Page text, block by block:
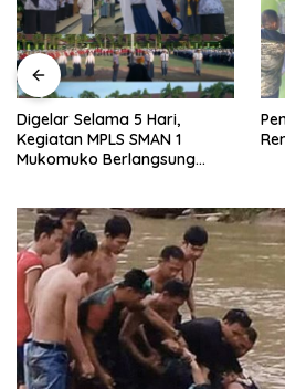
Digelar Selama 5 Hari,
Kegiatan MPLS SMAN 1
Mukomuko Berlangsung